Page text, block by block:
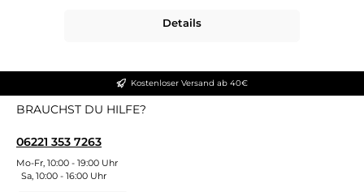
Details
Kostenloser Versand ab 40€
BRAUCHST DU HILFE?
06221 353 7263
Mo-Fr, 10:00 - 19:00 Uhr
Sa, 10:00 - 16:00 Uhr